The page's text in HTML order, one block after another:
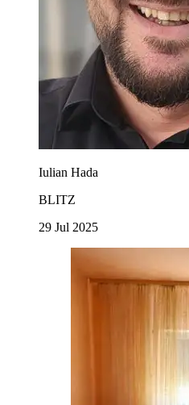
Iulian Hada
BLITZ
29 Jul 2025